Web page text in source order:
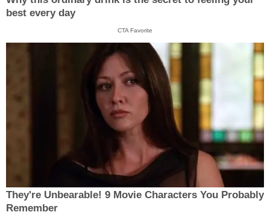
best every day
CTA Favorite
They're Unbearable! 9 Movie Characters You Probably
Remember